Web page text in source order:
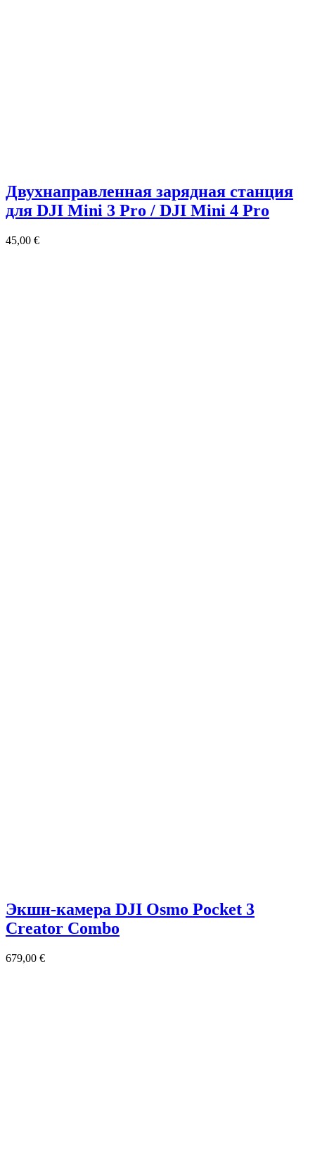
Двухнаправленная зарядная станция
для DJI Mini 3 Pro / DJI Mini 4 Pro
45,00 €
Экшн-камера DJI Osmo Pocket 3
Creator Combo
679,00 €